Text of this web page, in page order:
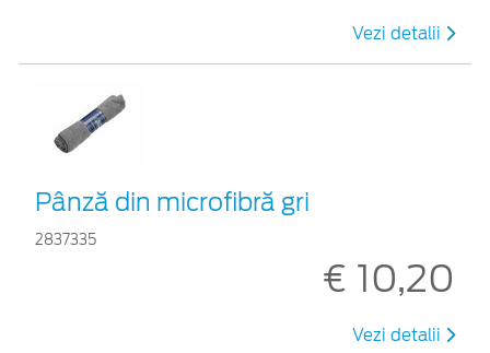
Vezi detalii
Pânză din microfibră gri
2837335
€ 10,20
Vezi detalii